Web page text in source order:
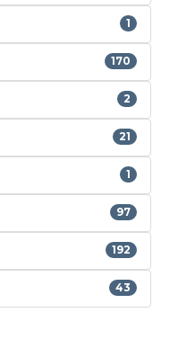
1
170
2
21
1
97
192
43